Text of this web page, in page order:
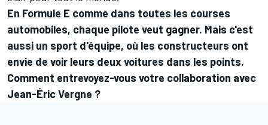
En Formule E comme dans toutes les courses
automobiles, chaque pilote veut gagner. Mais c'est
aussi un sport d'équipe, où les constructeurs ont
envie de voir leurs deux voitures dans les points.
Comment entrevoyez-vous votre collaboration avec
Jean-Éric Vergne ?